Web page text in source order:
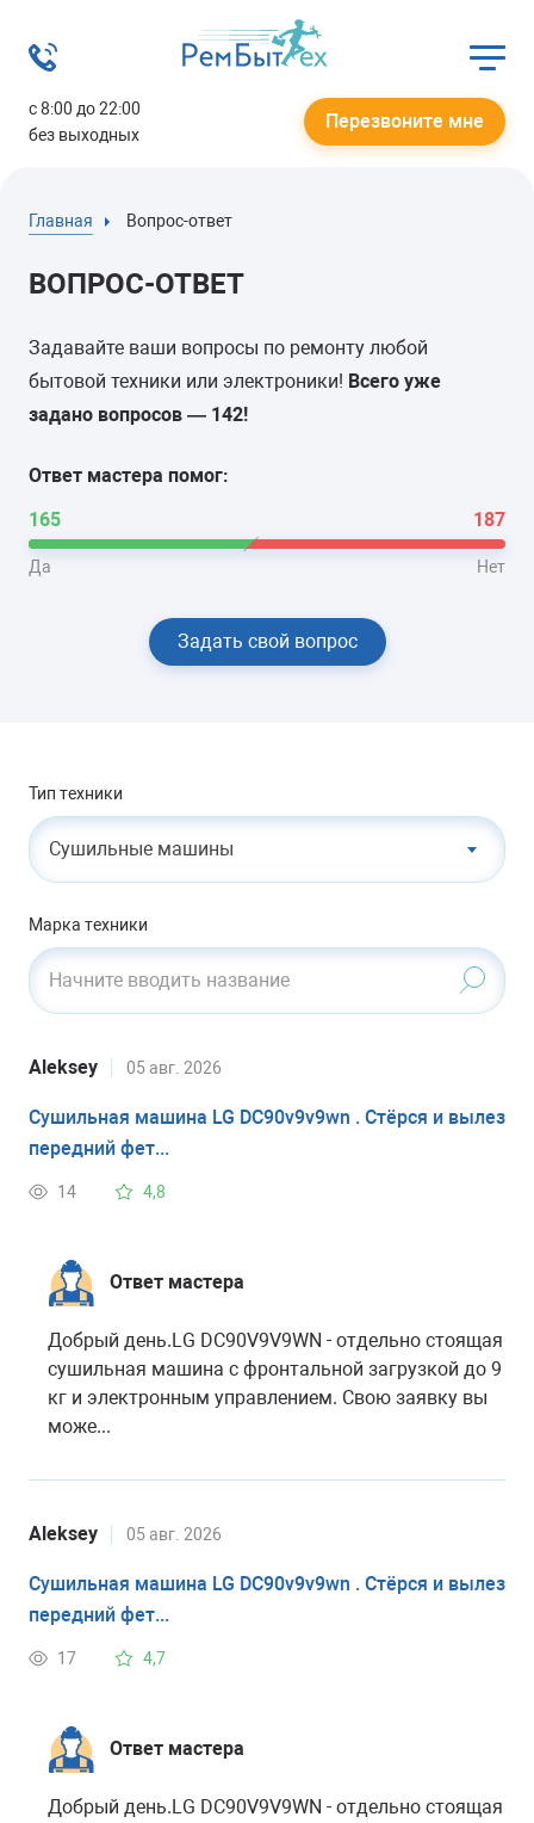
с 8:00 до 22:00
без выходных
Перезвоните мне
Главная Вопрос-ответ
ВОПРОС-ОТВЕТ
Задавайте ваши вопросы по ремонту любой
бытовой техники или электроники! Всего уже
задано вопросов — 142!
Ответ мастера помог:
165
187
Да Нет
Задать свой вопрос
Тип техники
Сушильные машины
Марка техники
Начните вводить название
Aleksey 05 авг. 2026
Сушильная машина LG DC90v9v9wn . Стёрся и вылез
передний фет...
14 4,8
Ответ мастера
Добрый день.LG DC90V9V9WN - отдельно стоящая
сушильная машина с фронтальной загрузкой до 9
кг и электронным управлением. Свою заявку вы
може...
Aleksey 05 авг. 2026
Сушильная машина LG DC90v9v9wn . Стёрся и вылез
передний фет...
17 4,7
Ответ мастера
Добрый день.LG DC90V9V9WN - отдельно стоящая